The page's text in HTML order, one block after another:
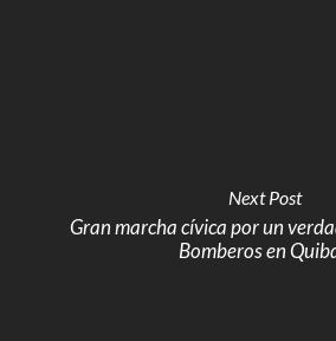
Next Post
Gran marcha cívica por un
Bomberos en